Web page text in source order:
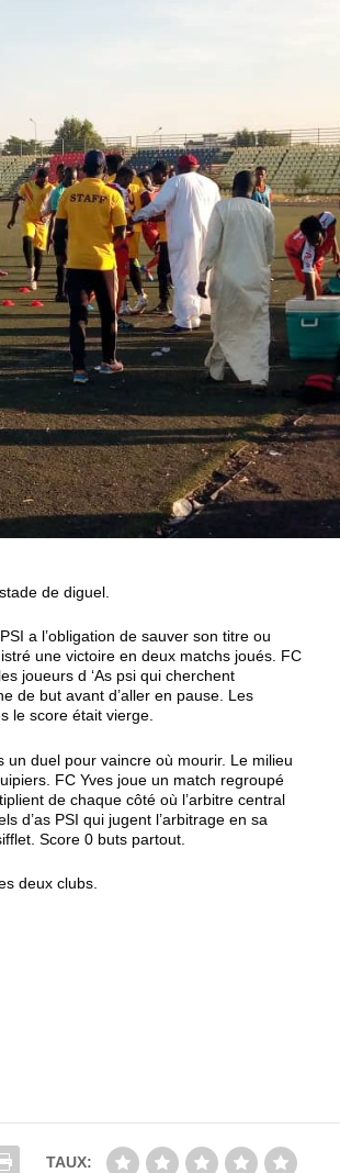
de diguel.
a l’obligation de sauver son titre ou
une victoire en deux matchs joués. FC
joueurs d ‘As psi qui cherchent
de but avant d’aller en pause. Les
le score était vierge.
un duel pour vaincre où mourir. Le milieu
FC Yves joue un match regroupé
de chaque côté où l’arbitre central
d’as PSI qui jugent l’arbitrage en sa
Score 0 buts partout.
deux clubs.
TAUX: